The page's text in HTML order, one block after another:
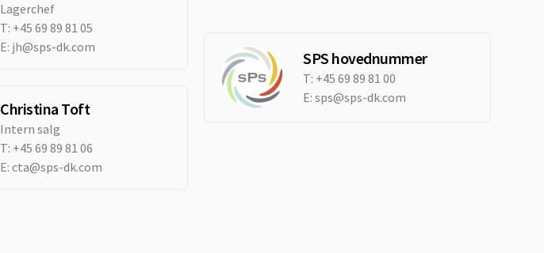
Lagerchef
T: +45 69 89 81 05
E: jh@sps-dk.com
Christina Toft
Intern salg
T: +45 69 89 81 06
E:cta@sps-dk.com
SPS hovednummer
T: +45 69 89 81 00
E: sps@sps-dk.com